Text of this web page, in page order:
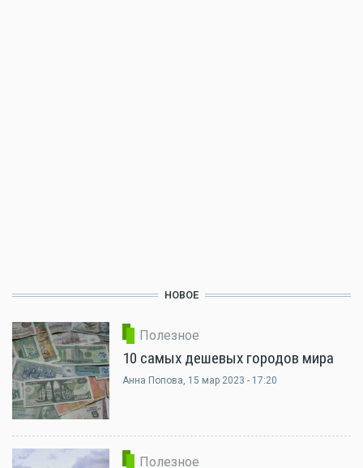
НОВОЕ
Полезное
10 самых дешевых городов мира
Анна Попова, 15 мар 2023 - 17:20
Полезное